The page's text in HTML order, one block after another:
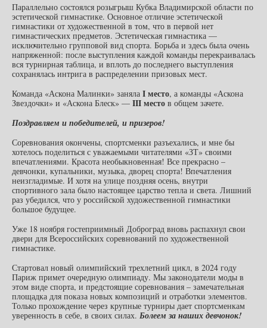
Параллельно состоялся розыгрыш Кубка Владимирской области по
эстетической гимнастике. Основное отличие эстетической
гимнастики от художественной в том, что в первой нет
гимнастических предметов. Эстетическая гимнастика —
исключительно групповой вид спорта. Борьба и здесь была очень
напряженной: после выступления каждой команды перекраивалась
вся турнирная таблица, и вплоть до последнего выступления
сохранялась интрига в распределении призовых мест.
Команда «Аскона Малинки» заняла Iместо, а команды «Аскона
Звездочки» и «Аскона Блеск» — IIIместо в общем зачете.
Поздравляем и победителей, и призеров!
Соревнования окончены, спортсменки разъехались, и мне бы
хотелось поделиться с уважаемыми читателями «ЗТ» своими
впечатлениями. Красота необыкновенная! Все прекрасно –
девчонки, купальники, музыка, дворец спорта! Впечатления
неизгладимые. И хотя на улице поздняя осень, внутри
спортивного зала было настоящее царство тепла и света. Лишний
раз убедился, что у российской художественной гимнастики
большое будущее.
Уже 18 ноября гостеприимный Доброград вновь распахнул свои
двери для Всероссийских соревнований по художественной
гимнастике.
Стартовал новый олимпийский трехлетний цикл, в 2024 году
Париж примет очередную олимпиаду. Мы законодатели моды в
этом виде спорта, и предстоящие соревнования – замечательная
площадка для показа новых композиций и отработки элементов.
Только прохождение через крупные турниры дает спортсменкам
уверенность в себе, в своих силах. Болеем за наших девчонок!